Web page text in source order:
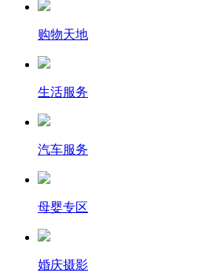
购物天地
生活服务
汽车服务
母婴专区
婚庆摄影